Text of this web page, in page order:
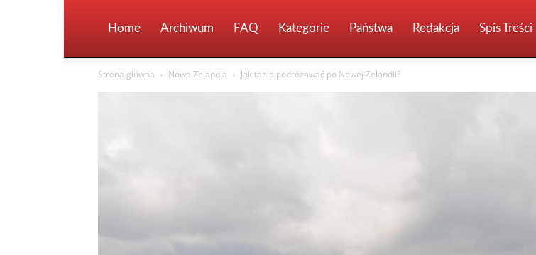
Home Archiwum FAQ Kategorie Państwa Redakcja Spis Treści
Strona główna Nowa Zelandia Jak tanio podróżować po Nowej Zelandii?